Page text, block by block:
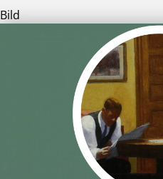
Bild